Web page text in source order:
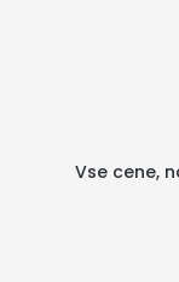
Vse cene,